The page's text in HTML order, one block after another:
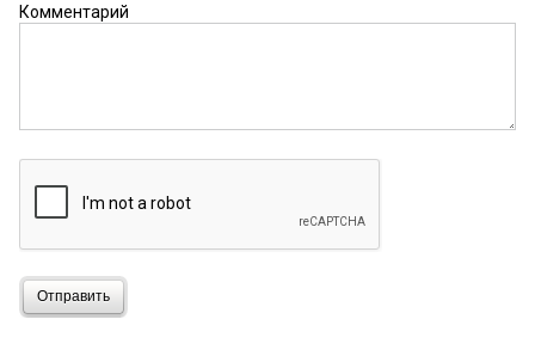
Комментарий
Отправить